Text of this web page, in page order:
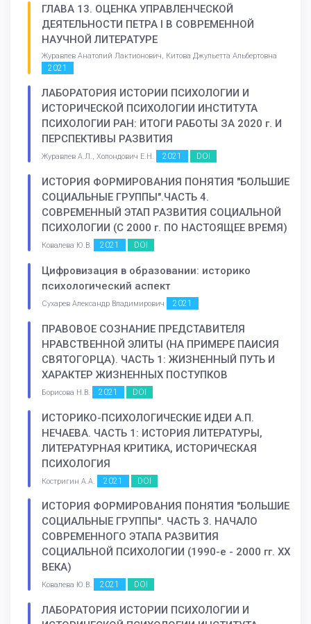
ГЛАВА 13. ОЦЕНКА УПРАВЛЕНЧЕСКОЙ
ДЕЯТЕЛЬНОСТИ ПЕТРА I В СОВРЕМЕННОЙ
НАУЧНОЙ ЛИТЕРАТУРЕ
Журавлев Анатолий Лактионович, Китова Джульетта Альбертовна
2021
ЛАБОРАТОРИЯ ИСТОРИИ ПСИХОЛОГИИ И
ИСТОРИЧЕСКОЙ ПСИХОЛОГИИ ИНСТИТУТА
ПСИХОЛОГИИ РАН: ИТОГИ РАБОТЫ ЗА 2020 г. И
ПЕРСПЕКТИВЫ РАЗВИТИЯ
Журавлев А.Л., Холондович Е.Н. 2021 DOI
ИСТОРИЯ ФОРМИРОВАНИЯ ПОНЯТИЯ "БОЛЬШИЕ
СОЦИАЛЬНЫЕ ГРУППЫ".ЧАСТЬ 4.
СОВРЕМЕННЫЙ ЭТАП РАЗВИТИЯ СОЦИАЛЬНОЙ
ПСИХОЛОГИИ (С 2000 г. ПО НАСТОЯЩЕЕ ВРЕМЯ)
Ковалева Ю.В. 2021 DOI
Цифровизация в образовании: историко
психологический аспект
Сухарев Александр Владимирович 2021
ПРАВОВОЕ СОЗНАНИЕ ПРЕДСТАВИТЕЛЯ
НРАВСТВЕННОЙ ЭЛИТЫ (НА ПРИМЕРЕ ПАИСИЯ
СВЯТОГОРЦА). ЧАСТЬ 1: ЖИЗНЕННЫЙ ПУТЬ И
ХАРАКТЕР ЖИЗНЕННЫХ ПОСТУПКОВ
Борисова Н.В. 2021 DOI
ИСТОРИКО-ПСИХОЛОГИЧЕСКИЕ ИДЕИ А.П.
НЕЧАЕВА. ЧАСТЬ 1: ИСТОРИЯ ЛИТЕРАТУРЫ,
ЛИТЕРАТУРНАЯ КРИТИКА, ИСТОРИЧЕСКАЯ
ПСИХОЛОГИЯ
Костригин А.А. 2021 DOI
ИСТОРИЯ ФОРМИРОВАНИЯ ПОНЯТИЯ "БОЛЬШИЕ
СОЦИАЛЬНЫЕ ГРУППЫ". ЧАСТЬ 3. НАЧАЛО
СОВРЕМЕННОГО ЭТАПА РАЗВИТИЯ
СОЦИАЛЬНОЙ ПСИХОЛОГИИ (1990-е - 2000 гг. XX
ВЕКА)
Ковалева Ю.В. 2021 DOI
ЛАБОРАТОРИЯ ИСТОРИИ ПСИХОЛОГИИ И